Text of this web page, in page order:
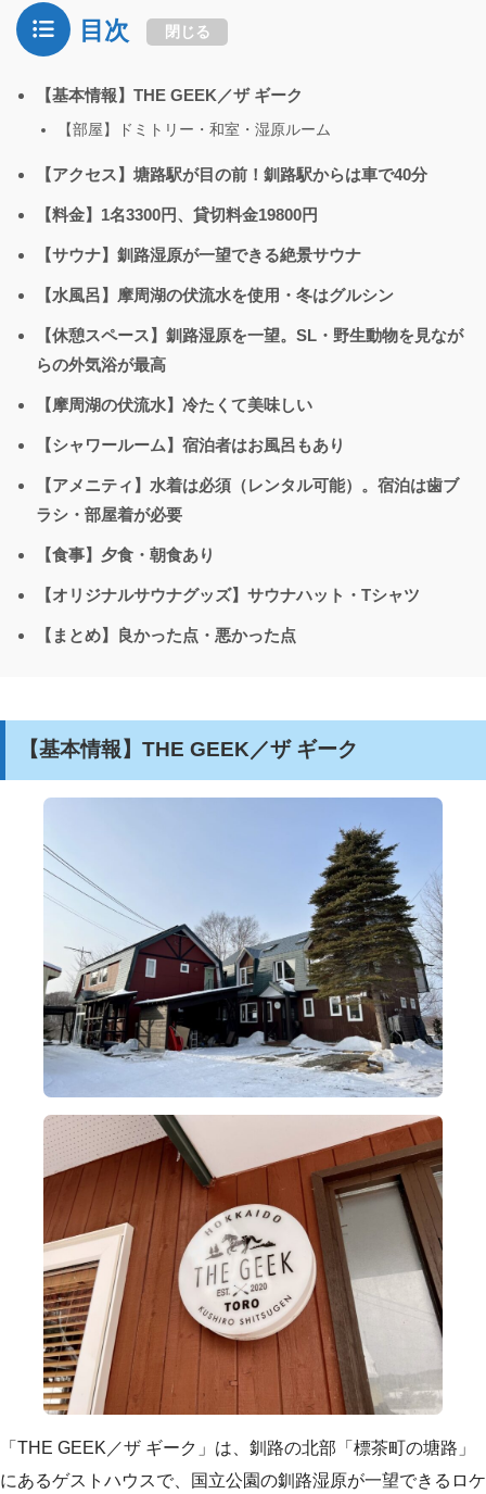
目次 閉じる
【基本情報】THE GEEK／ザ ギーク
【部屋】ドミトリー・和室・湿原ルーム
【アクセス】塘路駅が目の前！釧路駅からは車で40分
【料金】1名3300円、貸切料金19800円
【サウナ】釧路湿原が一望できる絶景サウナ
【水風呂】摩周湖の伏流水を使用・冬はグルシン
【休憩スペース】釧路湿原を一望。SL・野生動物を見なが
らの外気浴が最高
【摩周湖の伏流水】冷たくて美味しい
【シャワールーム】宿泊者はお風呂もあり
【アメニティ】水着は必須（レンタル可能）。宿泊は歯ブ
ラシ・部屋着が必要
【食事】夕食・朝食あり
【オリジナルサウナグッズ】サウナハット・Tシャツ
【まとめ】良かった点・悪かった点
【基本情報】THE GEEK／ザ ギーク
「THE GEEK／ザ ギーク」は、釧路の北部「標茶町の塘路」
にあるゲストハウスで、国立公園の釧路湿原が一望できるロケ